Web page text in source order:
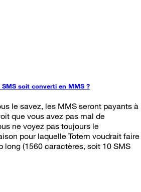
soit converti en MMS ?
le savez, les MMS seront payants à
que vous avez pas mal de
ne voyez pas toujours le
pour laquelle Totem voudrait faire
long (1560 caractères, soit 10 SMS